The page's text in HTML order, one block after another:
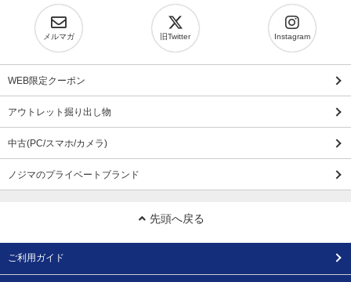
メルマガ 旧Twitter Instagram
WEB限定クーポン
アウトレット掘り出し物
中古(PC/スマホ/カメラ)
ノジマのプライベートブランド
先頭へ戻る
ご利用ガイド